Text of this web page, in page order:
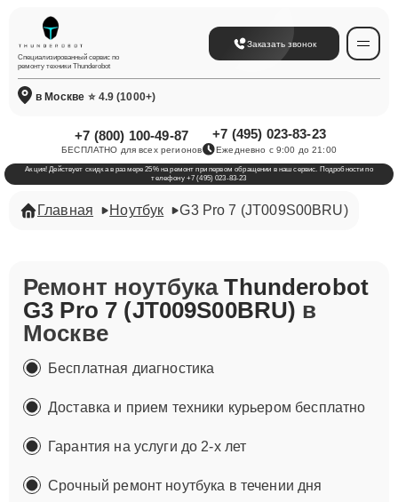
Специализированный сервис по
ремонту техники Thunderobot
Заказать звонок
в Москве ⭐ 4.9 (1000+)
+7 (800) 100-49-87
БЕСПЛАТНО для всех регионов
+7 (495) 023-83-23
Ежедневно с 9:00 до 21:00
Акция! Действует скидка в размере 25% на ремонт при первом обращении в наш сервис. Подробности по
телефону +7 (495) 023-83-23
Главная Ноутбук G3 Pro 7 (JT009S00BRU)
Ремонт ноутбукаThunderobot
G3 Pro 7 (JT009S00BRU) в
Москве
Бесплатная диагностика
Доставка и прием техники курьером бесплатно
Гарантия на услуги до 2-х лет
Срочный ремонт ноутбука в течении дня